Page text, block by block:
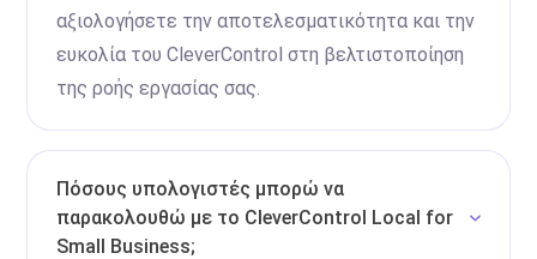
αξιολογήσετε την αποτελεσματικότητα και την
ευκολία του CleverControl στη βελτιστοποίηση
της ροής εργασίας σας.
Πόσους υπολογιστές μπορώ να
παρακολουθώ με το CleverControl Local for
Small Business;